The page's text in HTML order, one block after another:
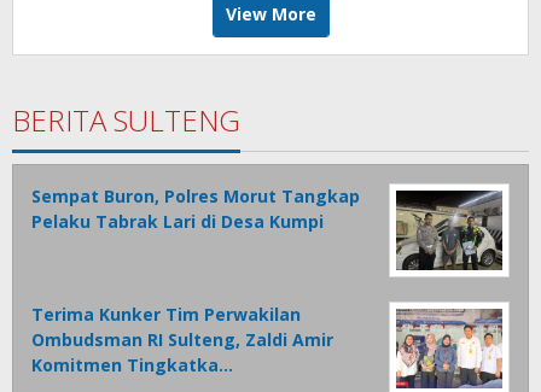
View More
BERITA SULTENG
Sempat Buron, Polres Morut Tangkap
Pelaku Tabrak Lari di Desa Kumpi
Terima Kunker Tim Perwakilan
Ombudsman RI Sulteng, Zaldi Amir
Komitmen Tingkatka…